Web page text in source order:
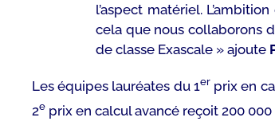
l’aspect matériel.
cela que nous collaborons
de classe Exascale » ajoute
Les équipes lauréates du 1erprix en
2e prix en calcul avancé reçoit 200